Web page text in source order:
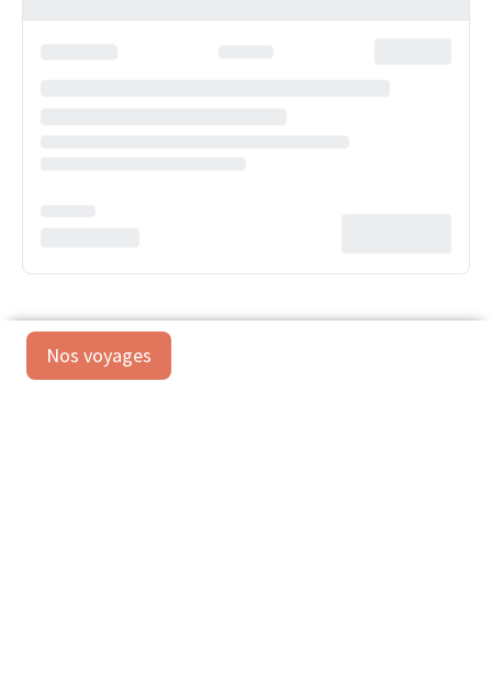
Nos voyages